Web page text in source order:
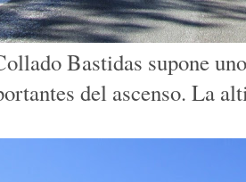
Bastidas supone
del ascenso. La